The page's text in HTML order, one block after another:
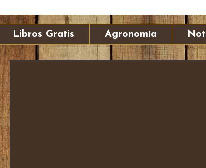
Libros Gratis Agronomía